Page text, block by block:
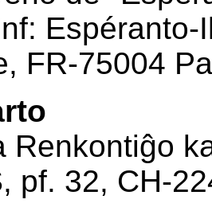
FR-75004
Renkontiĝo
pf. 32, CH-